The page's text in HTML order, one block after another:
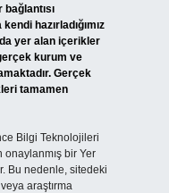
hazırladığımız
yer alan içerikler
kurum ve
Gerçek
tamamen
Bilgi Teknolojileri
onaylanmış bir Yer
Bu nedenle, sitedeki
araştırma